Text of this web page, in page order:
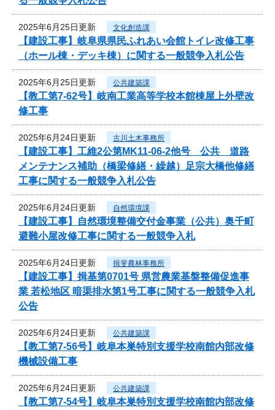
2025年6月25日更新 文化創造課
【建設工事】岐阜県県民ふれあい会館トイレ改修工事
（ホール棟・デッキ棟）に関する一般競争入札公告
2025年6月25日更新 公共建築課
【教工第7-62号】岐南工業高等学校本館棟屋上外壁改
修工事
2025年6月24日更新 古川土木事務所
【建設工事】工維2公第MK11-06-2他号 公共 道路
メンテナンス補助（橋梁修繕・繰越）足宗大橋他修繕
工事に関する一般競争入札公告
2025年6月24日更新 自然環境課
【建設工事】自然環境整備交付金事業（公共）奥千町
避難小屋改修工事に関する一般競争入札
2025年6月24日更新 揖斐農林事務所
【建設工事】揖基第0701号 県営農業基盤整備促進事
業 若松地区 暗渠排水第1号工事に関する一般競争入札
公告
2025年6月24日更新 公共建築課
【教工第7-56号】岐阜本巣特別支援学校南館内部改修
機械設備工事
2025年6月24日更新 公共建築課
【教工第7-54号】岐阜本巣特別支援学校南館内部改修